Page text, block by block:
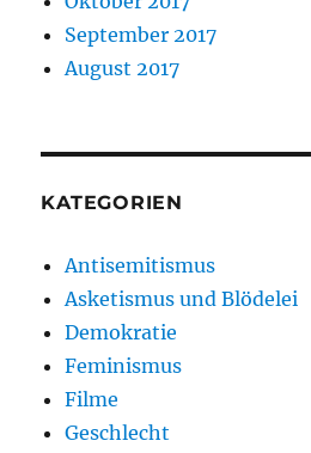
September 2017
August 2017
KATEGORIEN
Antisemitismus
Asketismus und Blödelei
Demokratie
Feminismus
Filme
Geschlecht